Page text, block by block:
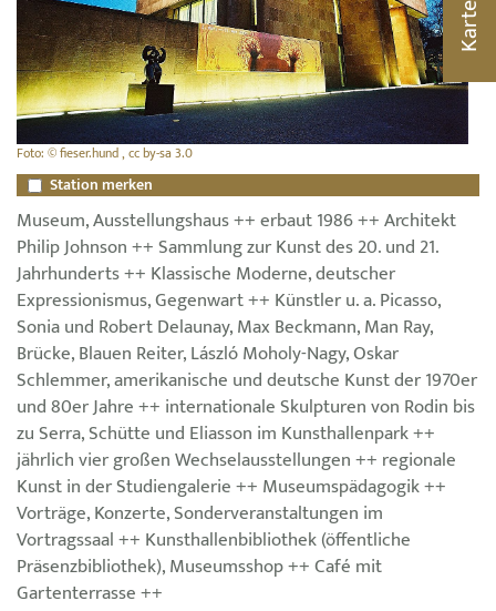
Foto: © fieser.hund , cc by-sa 3.0
Station merken
Museum, Ausstellungshaus ++ erbaut 1986 ++ Architekt
Philip Johnson ++ Sammlung zur Kunst des 20. und 21.
Jahrhunderts ++ Klassische Moderne, deutscher
Expressionismus, Gegenwart ++ Künstler u. a. Picasso,
Sonia und Robert Delaunay, Max Beckmann, Man Ray,
Brücke, Blauen Reiter, László Moholy-Nagy, Oskar
Schlemmer, amerikanische und deutsche Kunst der 1970er
und 80er Jahre ++ internationale Skulpturen von Rodin bis
zu Serra, Schütte und Eliasson im Kunsthallenpark ++
jährlich vier großen Wechselausstellungen ++ regionale
Kunst in der Studiengalerie ++ Museumspädagogik ++
Vorträge, Konzerte, Sonderveranstaltungen im
Vortragssaal ++ Kunsthallenbibliothek (öffentliche
Präsenzbibliothek), Museumsshop ++ Café mit
Gartenterrasse ++
Karte